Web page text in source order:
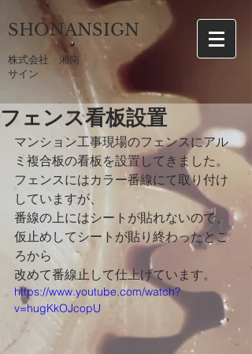
SHONANSIGN
​株式会社 湘南
サイン
フェンス看板設置
マンション工事現場のフェンスにアル
ミ複合板の看板を設置してきました。
フェンスにはカラー番線にて取り付け
していますが、
番線の上にはシートが貼れないので、
仮止めしてシートが貼り終わったとこ
ろから
改めて番線止して仕上げています。
https://www.youtube.com/watch?
v=hugKkOJcopU